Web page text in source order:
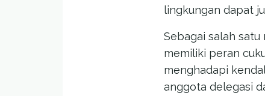
lingkungan dapat
Sebagai salah
memiliki peran
menghadapi
anggota delegasi